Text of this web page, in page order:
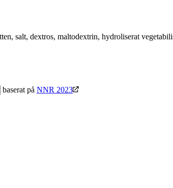
salt, dextros, maltodextrin, hydroliserat
baserat på NNR 2023